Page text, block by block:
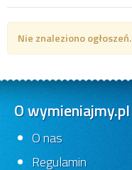
Nie znaleziono ogłoszeń.
O wymieniajmy.pl
O nas
Regulamin